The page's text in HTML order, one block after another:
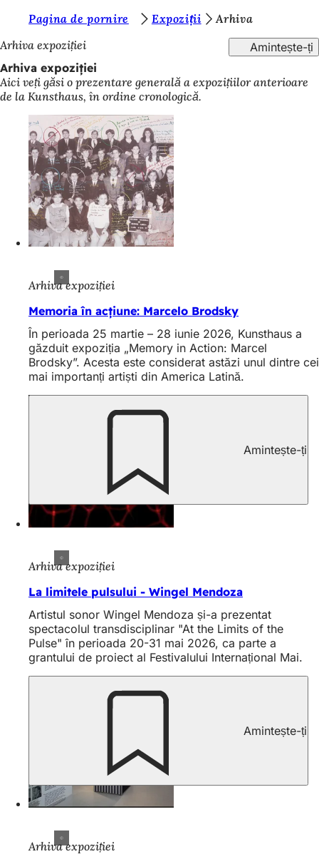
Salt la conținut
u
n
t
Pagina de pornire Expoziții
Arhiva
Arhiva expoziției
Amintește-ți
Arhiva expoziției
Aici veți găsi o prezentare generală a expozițiilor anterioare
de la Kunsthaus, în ordine cronologică.
Arhiva expoziției
Memoria în acțiune: Marcelo Brodsky
În perioada 25 martie – 28 iunie 2026, Kunsthaus a
găzduit expoziția „Memory in Action: Marcel
Brodsky”. Acesta este considerat astăzi unul dintre cei
mai importanți artiști din America Latină.
Amintește-ți
Arhiva expoziției
La limitele pulsului - Wingel Mendoza
Artistul sonor Wingel Mendoza și-a prezentat
spectacolul transdisciplinar "At the Limits of the
Pulse" în perioada 20-31 mai 2026, ca parte a
grantului de proiect al Festivalului Internațional Mai.
Amintește-ți
Arhiva expoziției